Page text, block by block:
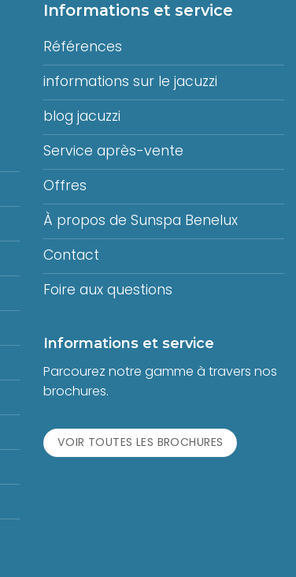
Informations et service
Références
informations sur le jacuzzi
blog jacuzzi
Service après-vente
Offres
À propos de Sunspa Benelux
Contact
Foire aux questions
Informations et service
Parcourez notre gamme à travers nos
brochures.
VOIR TOUTES LES BROCHURES